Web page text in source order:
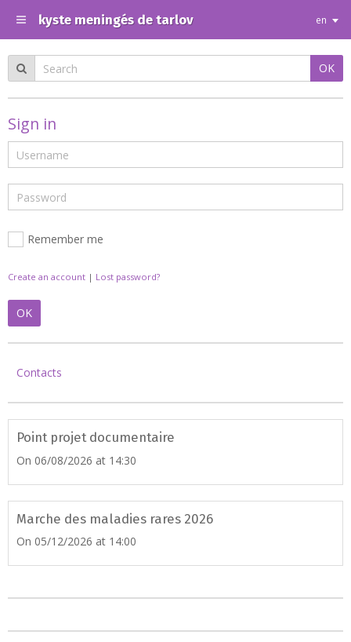
kyste meningés de tarlov en
OK
Sign in
Remember me
Create an account | Lost password?
OK
Contacts
Point projet documentaire
On 06/08/2026 at 14:30
Marche des maladies rares 2026
On 05/12/2026 at 14:00